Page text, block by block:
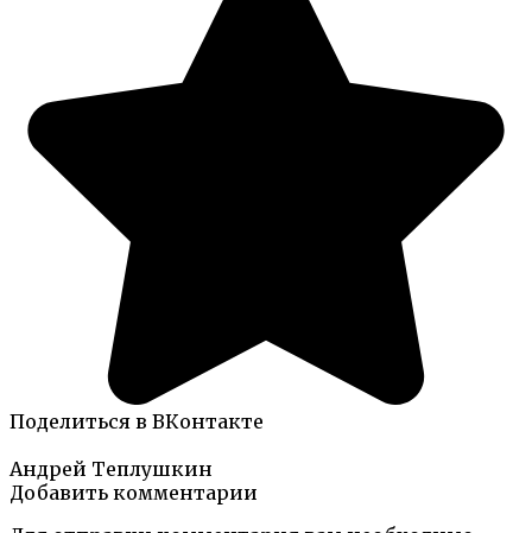
Поделиться в ВКонтакте
Андрей Теплушкин
Добавить комментарии